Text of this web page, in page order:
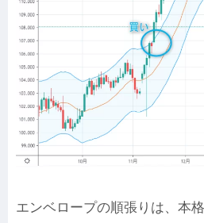
エンベロープの順張りは、本